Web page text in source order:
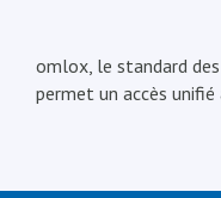
omlox, le standard
permet un accès unifié